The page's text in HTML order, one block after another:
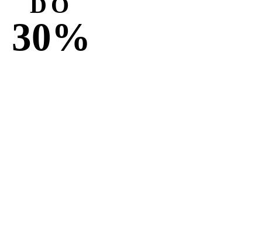
30%